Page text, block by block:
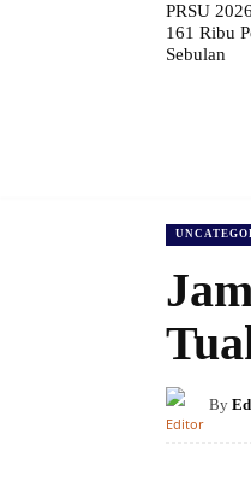
PRSU
161 Ribu
Sebulan
By